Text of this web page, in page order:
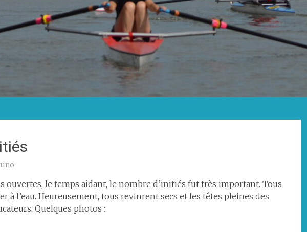
ouvertes, le temps aidant, le nombre d’initiés fut très important. Tous
à l’eau. Heureusement, tous revinrent secs et les têtes pleines des
Quelques photos :